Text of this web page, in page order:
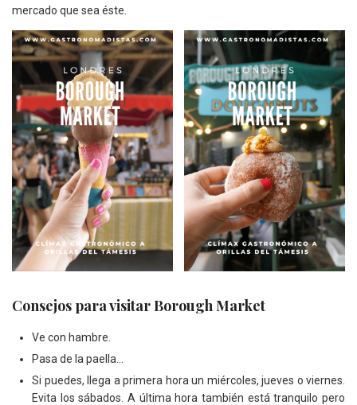
mercado que sea éste.
Consejos para visitar Borough Market
Ve con hambre.
Pasa de la paella…
Si puedes, llega a primera hora un miércoles, jueves o viernes.
Evita los sábados. A última hora también está tranquilo pero